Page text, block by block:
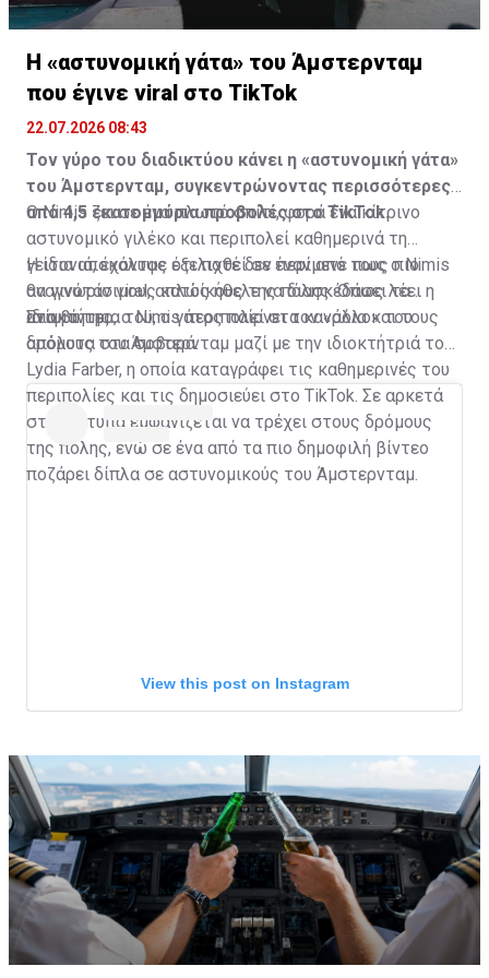
Η «αστυνομική γάτα» του Άμστερνταμ
που έγινε viral στο TikTok
22.07.2026 08:43
Τον γύρο του διαδικτύου κάνει η «αστυνομική γάτα»
του Άμστερνταμ, συγκεντρώνοντας περισσότερες
από 4,5 εκατομμύρια προβολές στο TikTok.
Ο Nimis ζει σε ένα πλωτό σπίτι, φορά ένα κίτρινο
αστυνομικό γιλέκο και περιπολεί καθημερινά τη
γειτονιά, έχοντας εξελιχθεί σε έναν από τους πιο
αναγνωρίσιμους κατοίκους της πόλης. Όπως λέει η
ιδιοκτήτρια του, ο γάτος παίρνει τον «ρόλο» του
απόλυτα στα σοβαρά.
Η ίδια αποκάλυψε ότι ποτέ δεν περίμενε πως ο Nimis
θα γινόταν viral, απλώς ήθελε να διασκεδάσει τα
ανίψια της.
Στα βίντεο, ο Nimis περιπολεί στα κανάλια και τους
δρόμους του Άμστερνταμ μαζί με την ιδιοκτήτριά του,
Lydia Farber, η οποία καταγράφει τις καθημερινές του
περιπολίες και τις δημοσιεύει στο TikTok. Σε αρκετά
στιγμιότυπα εμφανίζεται να τρέχει στους δρόμους
της πόλης, ενώ σε ένα από τα πιο δημοφιλή βίντεο
ποζάρει δίπλα σε αστυνομικούς του Άμστερνταμ.
View this post on Instagram
A post shared by Dutch Breaking News 🇳🇱